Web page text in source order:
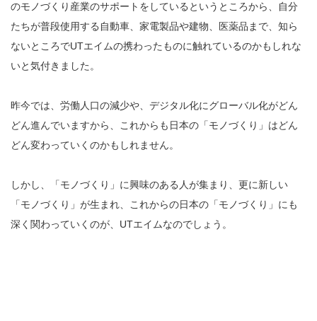
のモノづくり産業のサポートをしているというところから、自分
たちが普段使用する自動車、家電製品や建物、医薬品まで、知ら
ないところでUTエイムの携わったものに触れているのかもしれな
いと気付きました。
昨今では、労働人口の減少や、デジタル化にグローバル化がどん
どん進んでいますから、これからも日本の「モノづくり」はどん
どん変わっていくのかもしれません。
しかし、「モノづくり」に興味のある人が集まり、更に新しい
「モノづくり」が生まれ、これからの日本の「モノづくり」にも
深く関わっていくのが、UTエイムなのでしょう。